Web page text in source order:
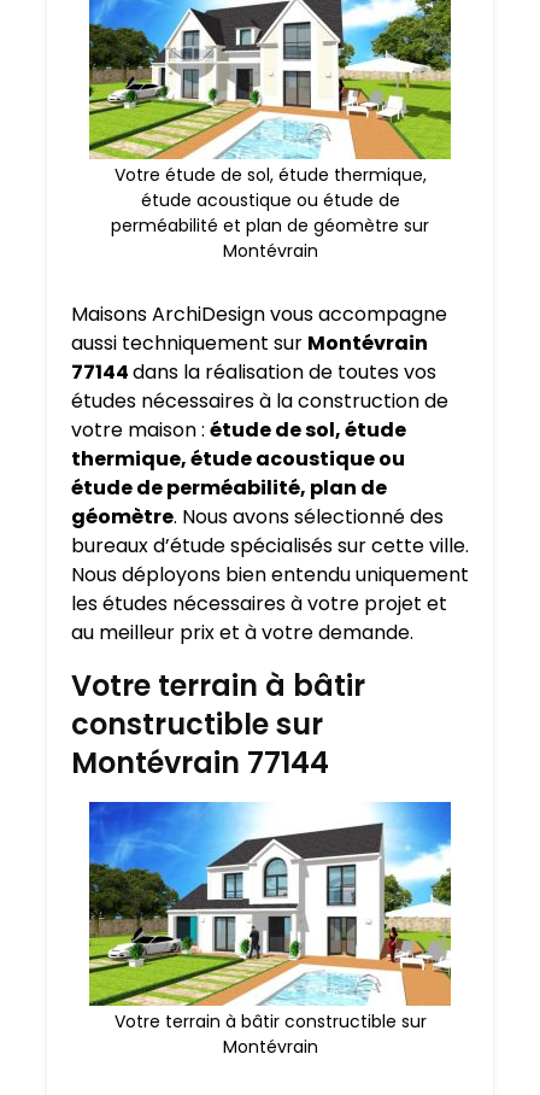
Votre étude de sol, étude thermique,
étude acoustique ou étude de
perméabilité et plan de géomètre sur
Montévrain
Maisons ArchiDesign vous accompagne
aussi techniquement sur Montévrain
77144dans la réalisation de toutes vos
études nécessaires à la construction de
votre maison : étude de sol, étude
thermique, étude acoustique ou
étude de perméabilité, plan de
géomètre. Nous avons sélectionné des
bureaux d’étude spécialisés sur cette ville.
Nous déployons bien entendu uniquement
les études nécessaires à votre projet et
au meilleur prix et à votre demande.
Votre terrain à bâtir
constructible sur
Montévrain 77144
Votre terrain à bâtir constructible sur
Montévrain